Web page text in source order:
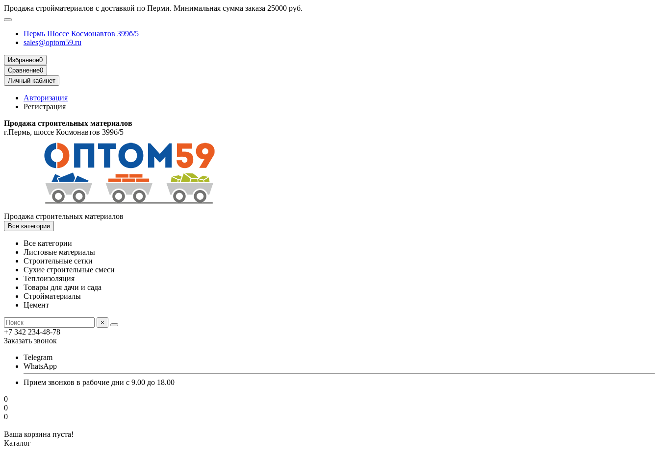
Продажа стройматериалов с доставкой по Перми. Минимальная сумма заказа 25000 руб.
Пермь Шоссе Космонавтов 399б/5
sales@optom59.ru
Избранное0
Сравнение0
Личный кабинет
Авторизация
Регистрация
Продажа строительных материалов
г.Пермь, шоссе Космонавтов 399б/5
Продажа строительных материалов
Все категории
Все категории
Листовые материалы
Строительные сетки
Сухие строительные смеси
Теплоизоляция
Товары для дачи и сада
Стройматериалы
Цемент
×
+7 342 234-48-78
Заказать звонок
Telegram
WhatsApp
Прием звонков в рабочие дни с 9.00 до 18.00
0
0
0
Ваша корзина пуста!
Каталог